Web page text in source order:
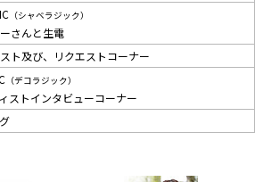
（シャベラジック）
さんと生電
ト及び、リクエストコーナー
（デコラジック）
ストインタビューコーナー